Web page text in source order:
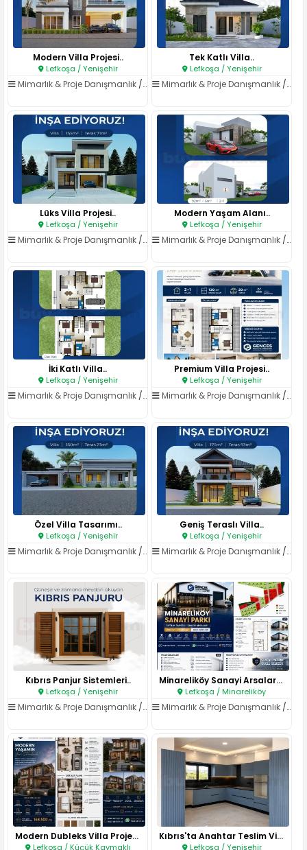
Modern Villa Projesi..
Lefkoşa / Yenişehir
Mimarlık & Proje Danışmanlık / Mimarlık Hizmetleri
Tek Katlı Villa..
Lefkoşa / Yenişehir
Mimarlık & Proje Danışmanlık /
Lüks Villa Projesi..
Lefkoşa / Yenişehir
Mimarlık & Proje Danışmanlık / Mimarlık Hizmetleri
Modern Yaşam Alanı..
Lefkoşa / Yenişehir
Mimarlık & Proje Danışmanlık /
İki Katlı Villa..
Lefkoşa / Yenişehir
Mimarlık & Proje Danışmanlık / Mimarlık Hizmetleri
Premium Villa Projesi..
Lefkoşa / Yenişehir
Mimarlık & Proje Danışmanlık /
Özel Villa Tasarımı..
Lefkoşa / Yenişehir
Mimarlık & Proje Danışmanlık / Mimarlık Hizmetleri
Geniş Teraslı Villa..
Lefkoşa / Yenişehir
Mimarlık & Proje Danışmanlık /
Kıbrıs Panjur Sistemleri..
Lefkoşa / Yenişehir
Mimarlık & Proje Danışmanlık / Mimarlık Hizmetleri
Minareliköy Sanayi Arsaları ve..
Lefkoşa / Minareliköy
Mimarlık & Proje Danışmanlık /
Modern Dubleks Villa Projesi..
Lefkoşa / Küçük Kaymaklı
Kıbrıs'ta Anahtar Teslim Villa..
Lefkoşa / Yenişehir